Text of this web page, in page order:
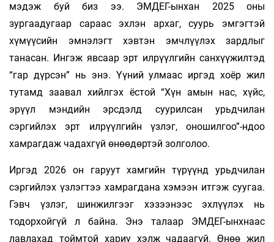
мэдэж буй биз ээ. ЭМДЕГ-ынхан 2025 оны
зургаадугаар сараас эхлэн архаг, суурь эмгэгтэй
хүмүүсийн эмнэлэгт хэвтэн эмчлүүлэх зардлыг
танасан. Ингэж явсаар эрт илрүүлгийн санхүүжилтэд
“гар дүрсэн” нь энэ. Үүний улмаас иргэд хоёр жил
тутамд заавал хийлгэх ёстой “Хүн амын нас, хүйс,
эрүүл мэндийн эрсдэлд суурилсан урьдчилан
сэргийлэх эрт илрүүлгийн үзлэг, оношилгоо”-ндоо
хамрагдаж чадахгүй өнөөдөртэй золголоо.
Иргэд 2026 он гаруут хамгийн түрүүнд урьдчилан
сэргийлэх үзлэгтээ хамрагдана хэмээн итгэж суугаа.
Гэвч үзлэг, шинжилгээг хэзээнээс эхлүүлэх нь
тодорхойгүй л байна. Энэ талаар ЭМДЕГ-ынхнаас
лавлахад тоймтой хариу хэлж чадаагүй. Өнөө жил